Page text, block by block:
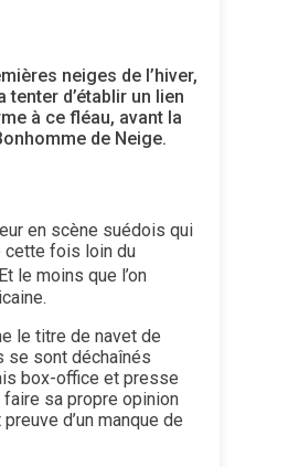
neiges de l’hiver,
tenter d’établir un lien
à ce fléau, avant la
de Neige.
en scène suédois qui
cette fois loin du
le moins que l’on
le titre de navet de
se sont déchaînés
box-office et presse
sa propre opinion
d’un manque de